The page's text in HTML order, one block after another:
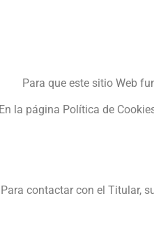
Para que este sitio Web
En la página Política de
Para contactar con el Titular,